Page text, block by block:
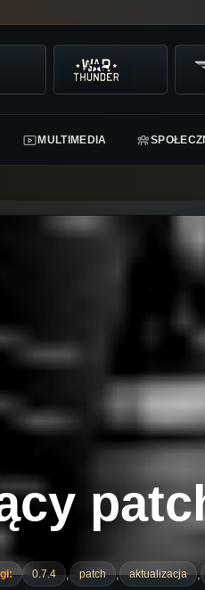
MULTIMEDIA
0.7.4 , patch , aktualizacja ,